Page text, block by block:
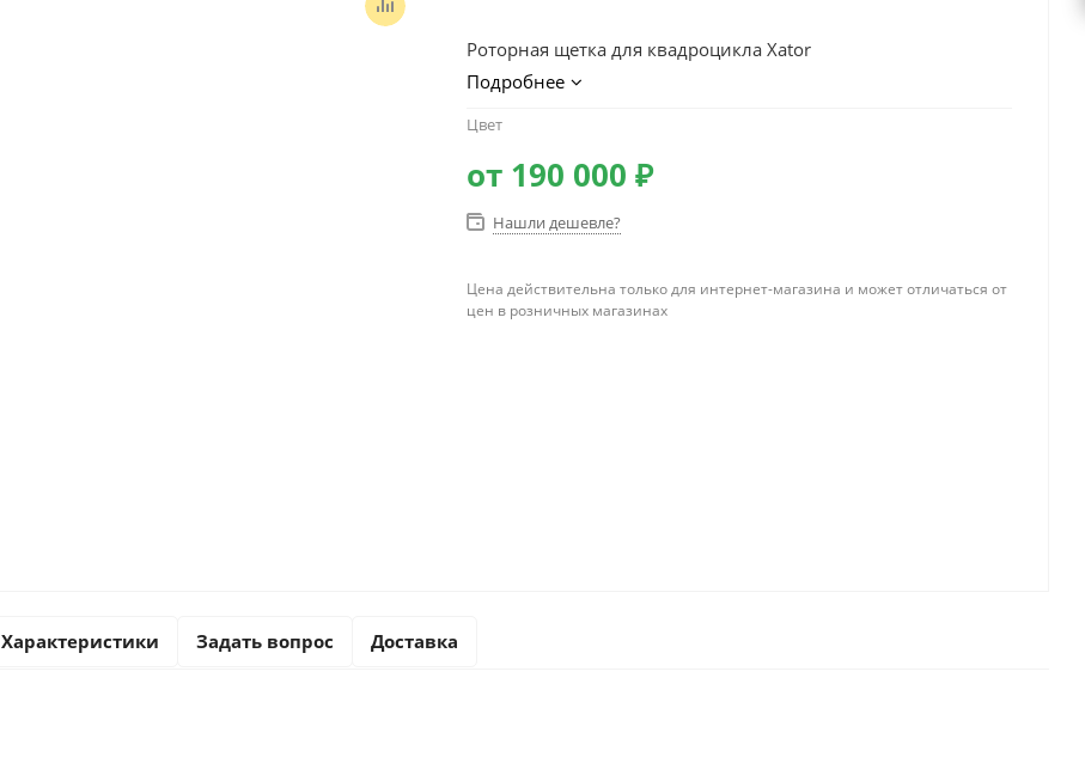
Роторная щетка для квадроцикла Xator
Подробнее
Цвет
от 190 000 ₽
Нашли дешевле?
Цена действительна только для интернет-магазина и может отличаться от
цен в розничных магазинах
Характеристики Задать вопрос Доставка